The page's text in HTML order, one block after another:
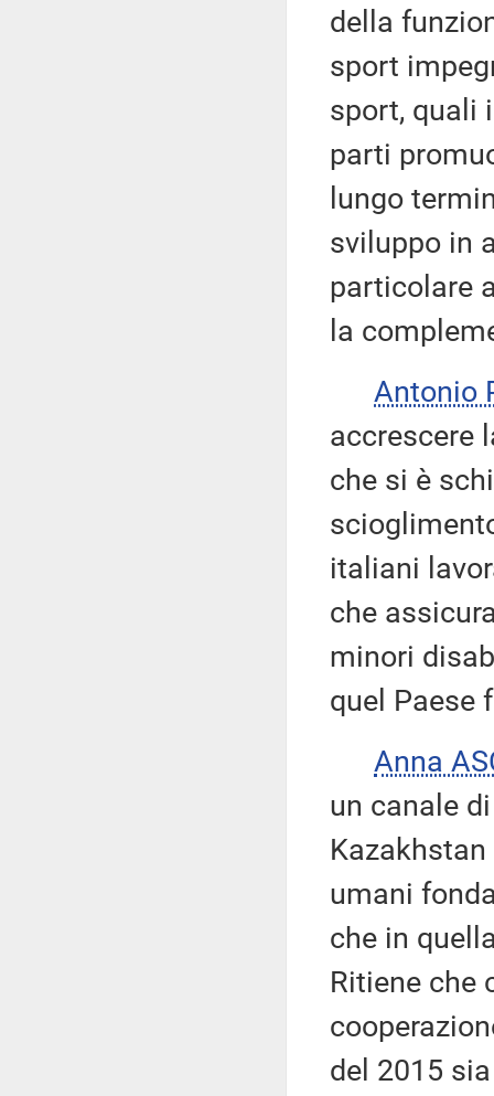
della
sport
sport, quali
parti
lungo
sviluppo in
particolare
la
Antonio
accrescere
che si è
italiani
che
minori
quel Paese
Anna
un canale
umani
che in
Ritiene che
del 2015